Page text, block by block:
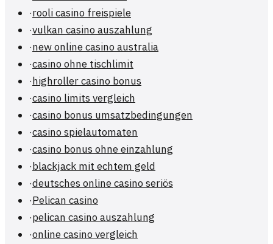
·rooli casino freispiele
·vulkan casino auszahlung
·new online casino australia
·casino ohne tischlimit
·highroller casino bonus
·casino limits vergleich
·casino bonus umsatzbedingungen
·casino spielautomaten
·casino bonus ohne einzahlung
·blackjack mit echtem geld
·deutsches online casino seriös
·Pelican casino
·pelican casino auszahlung
·online casino vergleich